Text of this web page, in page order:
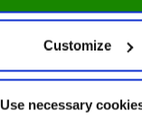
Customize
Use necessary